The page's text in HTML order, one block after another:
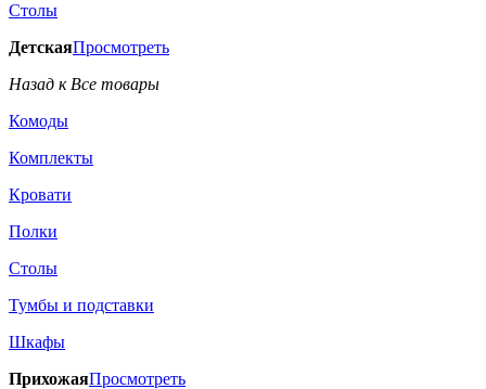
Столы
ДетскаяПросмотреть
Назад к Все товары
Комоды
Комплекты
Кровати
Полки
Столы
Тумбы и подставки
Шкафы
ПрихожаяПросмотреть